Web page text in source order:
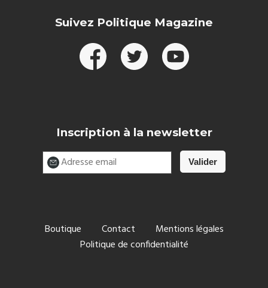
Suivez Politique Magazine
Inscription à la newsletter
Boutique Contact
Mentions légales
Politique de confidentialité